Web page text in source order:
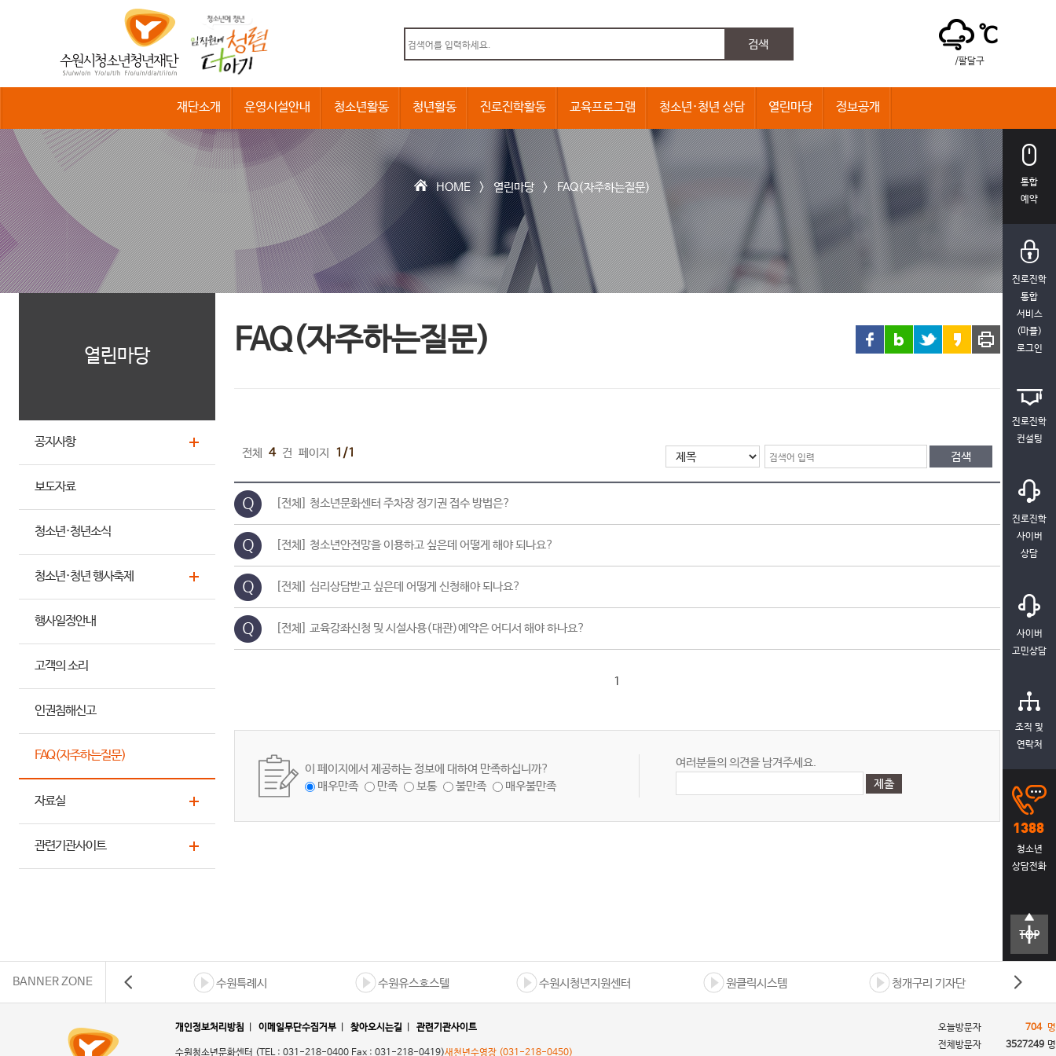
청
소
년
년
재
단
℃
/팔달구
재단소개 운영시설안내 청소년활동 청년활동 진로진학활동 교육프로그램 청소년·청년 상담 열린마당 정보공개
HOME >열린마당>FAQ(자주하는질문)
열린마당
공지사항
보도자료
청소년·청년소식
청소년·청년 행사축제
행사일정안내
고객의 소리
인권침해신고
FAQ(자주하는질문)
자료실
관련기관사이트
FAQ(자주하는질문)
전체 4 건 페이지 1/1
[전체] 청소년문화센터 주차장 정기권 접수 방법은?
[전체] 청소년안전망을 이용하고 싶은데 어떻게 해야 되나요?
[전체] 심리상담받고 싶은데 어떻게 신청해야 되나요?
[전체] 교육강좌신청 및 시설사용(대관)예약은 어디서 해야 하나요?
1
이 페이지에서 제공하는 정보에 대하여 만족하십니까?
매우만족
만족 보통 불만족 매우불만족
여러분들의 의견을 남겨주세요.
통합
예약
진로진학
통합
서비스
(마플)
로그인
진로진학
컨설팅
진로진학
사이버
상담
사이버
고민상담
조직 및
연락처
청소년
상담전화
텍스트
크기크
게
텍스트
크기작
상단으
로 바로
가기
BANNER ZONE 수원특례시 수원유스호스텔 수원시청년지원센터 원클릭시스템 청개구리 기자단
개인정보처리방침 이메일무단수집거부 찾아오시는길 관련기관사이트
수원청소년문화센터 (TEL : 031-218-0400 Fax : 031-218-0419)새천년수영장 (031-218-0450)
오늘방문자 704 명
전체방문자
3527249 명